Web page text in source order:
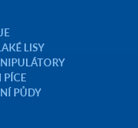
LISY
PÍCE
PŮDY